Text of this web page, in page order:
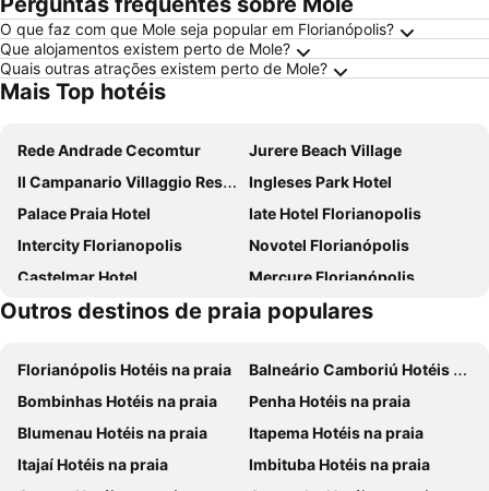
O que faz com que Mole seja popular em Florianópolis?
Que alojamentos existem perto de Mole?
Quais outras atrações existem perto de Mole?
Mais Top hotéis
Rede Andrade Cecomtur
Jurere Beach Village
Il Campanario Villaggio Resort
Ingleses Park Hotel
Palace Praia Hotel
Iate Hotel Florianopolis
Intercity Florianopolis
Novotel Florianópolis
Castelmar Hotel
Mercure Florianópolis
Hotel Farol da Ilha
ibis Florianopolis
Tri Hotel Florianópolis
Hotel Quinta da Bica D'Água
Slaviero Baía Norte Florianópolis
Porto da Ilha Hotel
Hotel São Sebastião da Praia
Interclass Florianópolis
Hotel Porto Sol Beach
Hotel Canasvieiras Internacional
Outros destinos de praia populares
Florianópolis Hotéis na praia
Balneário Camboriú Hotéis na praia
Bombinhas Hotéis na praia
Penha Hotéis na praia
Blumenau Hotéis na praia
Itapema Hotéis na praia
Itajaí Hotéis na praia
Imbituba Hotéis na praia